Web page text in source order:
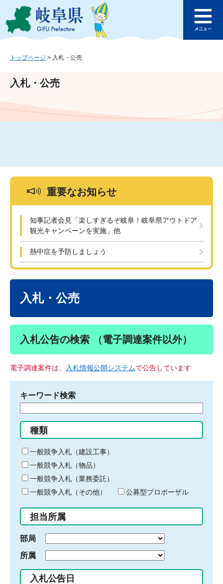
ジ
ュ
文
このページの本文へ
ュ
トップページ > 入札・公売
入札・公売
重要なお知らせ
知事記者会見「楽しすぎるぞ岐阜！岐阜県アウトドア
観光キャンペーンを実施」他
熱中症を予防しましょう
入札・公売
入札公告の検索 （電子調達案件以外）
電子調達案件は、 入札情報公開システムで公告しています
キーワード検索
る
キ
ー
ワ
ー
ド
入
力
種類
一般競争入札（建設工事）
一般競争入札（物品）
一般競争入札（業務委託）
一般競争入札（その他）
公募型プロポーザル
担当所属
部局
所属
入札公告日